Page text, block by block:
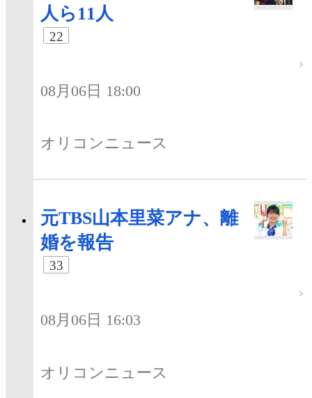
人ら11人
22
08月06日 18:00
オリコンニュース
元TBS山本里菜アナ、離
婚を報告
33
08月06日 16:03
オリコンニュース